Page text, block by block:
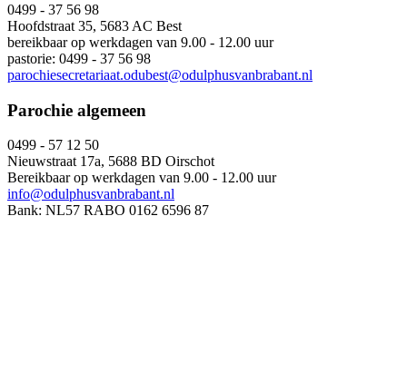
0499 - 37 56 98
Hoofdstraat 35, 5683 AC Best
bereikbaar op werkdagen van 9.00 - 12.00 uur
pastorie: 0499 - 37 56 98
parochiesecretariaat.odubest@odulphusvanbrabant.nl
Parochie algemeen
0499 - 57 12 50
Nieuwstraat 17a, 5688 BD Oirschot
Bereikbaar op werkdagen van 9.00 - 12.00 uur
info@odulphusvanbrabant.nl
Bank: NL57 RABO 0162 6596 87